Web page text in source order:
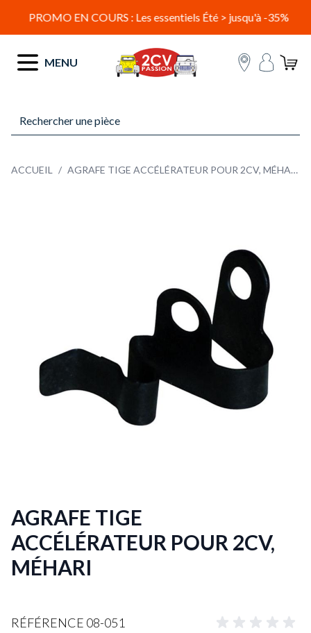
PROMO EN COURS : Les essentiels Été > jusqu'à -35%
MENU
ACCUEIL / AGRAFE TIGE ACCÉLÉRATEUR POUR 2CV, MÉHARI
AGRAFE TIGE
ACCÉLÉRATEUR POUR 2CV,
MÉHARI
RÉFÉRENCE 08-051